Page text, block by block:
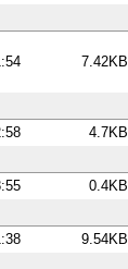
7.42KB
4.7KB
0.4KB
9.54KB